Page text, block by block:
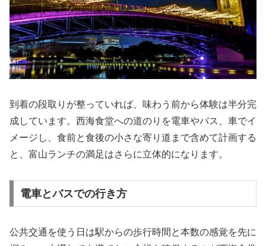
到着の段取りが整っていれば、味わう前から体験は半分完
成しています。西海食堂への道のりを電車やバス、車でイ
メージし、食前と食後の小さな寄り道まで含めて計画する
と、富山ランチの満足はさらに立体的になります。
電車とバスでの行き方
公共交通を使う日は駅からの歩行時間と本数の感覚を先に